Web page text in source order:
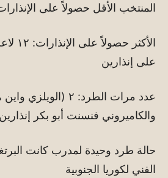
المنتخب الأقل حصولاً على
على إنذارين
عدد مرات الطرد: ٢
والكاميروني فنسنت أبو بكر
حالة طرد وحيدة لمدرب كانت
الفني لكوريا الجنوبية